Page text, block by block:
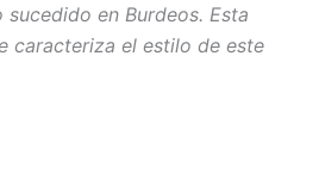
en Burdeos. Esta
caracteriza el estilo de este